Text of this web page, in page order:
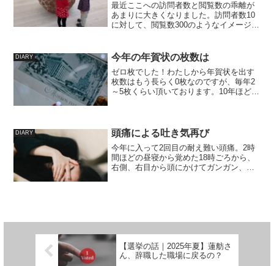
最近ここへの訪問者数と閲覧数の乖離が
あまりに大きくなりました。訪問者数10
に対して、閲覧数300のようなイメージで
と思い、チャットGPTちゃんに相談して
みました。ス...
DIARY 今年の年賀状の枚数は
ゼロ枚でした！わたしから年賀状を出す
枚数はもう長らく0枚なのですが、毎年2
～5枚くらい頂いております。10年ほど前
ら早めに寒中見舞い...
DIARY 頭痛による吐き気再び
今年に入って2回目の耐え難い頭痛。2時
間ほどの昼寝から覚めた18時ごろから、
右側、右目から頭にかけてガンガン、ズ
【選挙の話｜2025年夏】蓮舫さ
ん、辞職した職場に戻るの？